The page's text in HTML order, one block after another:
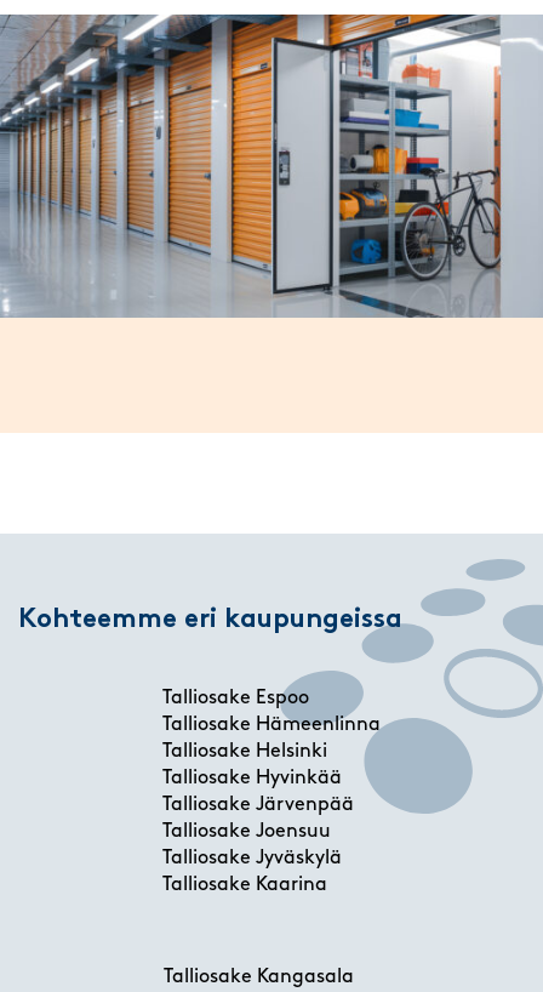
Kohteemme eri kaupungeissa
Talliosake Espoo
Talliosake Hämeenlinna
Talliosake Helsinki
Talliosake Hyvinkää
Talliosake Järvenpää
Talliosake Joensuu
Talliosake Jyväskylä
Talliosake Kaarina
Talliosake Kangasala